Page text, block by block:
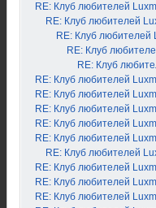
RE: Клуб любителей
RE: Клуб любителей
RE: Клуб любителей
RE: Клуб
RE: Клуб
RE: Клуб любителей
RE: Клуб любителей
RE: Клуб любителей
RE: Клуб любителей
RE: Клуб любителей
RE: Клуб любителей
RE: Клуб любителей
RE: Клуб любителей
RE: Клуб любителей